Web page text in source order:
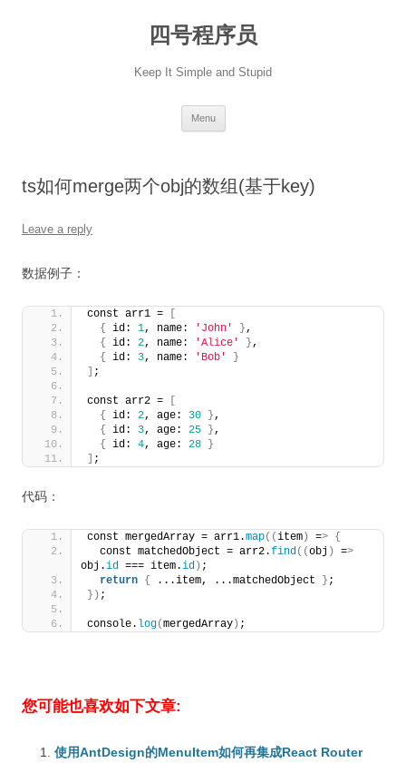
四号程序员
Keep It Simple and Stupid
Menu
ts如何merge两个obj的数组(基于key)
Leave a reply
数据例子：
const arr1 =
{
id: 1, name: 'John' },
{
id: 2, name: 'Alice' },
{
id: 3, name: 'Bob'
}
;
const arr2 =
{
id: 2, age: 30 },
{
id: 3, age: 25 },
{
id: 4, age: 28
}
;
代码：
const mergedArray = arr1.map((item ) => {
  const matchedObject = arr2.
find((obj ) =>
obj.id === item.id ) ;
return { ...item, ...matchedObject } ;
}) ;
console. log(mergedArray ) ;
您可能也喜欢如下文章:
使用AntDesign的MenuItem如何再集成React Router